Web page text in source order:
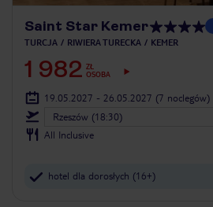
Saint Star Kemer
TURCJA RIWIERA TURECKA KEMER
1 982 ZŁ
OSOBA
19.05.2027 - 26.05.2027 (7 noclegów)
Rzeszów (18:30)
All Inclusive
hotel dla dorosłych (16+)